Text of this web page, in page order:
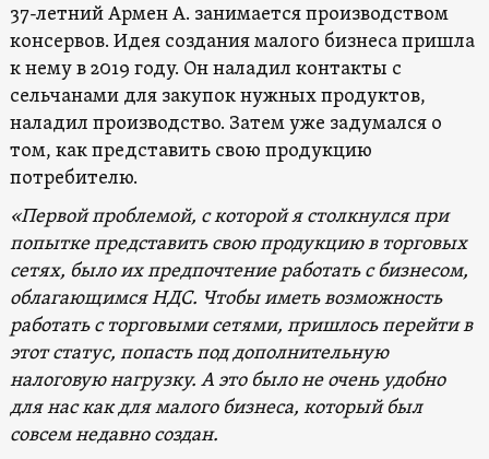
37-летний Армен А. занимается производством
консервов. Идея создания малого бизнеса пришла
к нему в 2019 году. Он наладил контакты с
сельчанами для закупок нужных продуктов,
наладил производство. Затем уже задумался о
том, как представить свою продукцию
потребителю.
«Первой проблемой, с которой я столкнулся при
попытке представить свою продукцию в торговых
сетях, было их предпочтение работать с бизнесом,
облагающимся НДС. Чтобы иметь возможность
работать с торговыми сетями, пришлось перейти в
этот статус, попасть под дополнительную
налоговую нагрузку. А это было не очень удобно
для нас как для малого бизнеса, который был
совсем недавно создан.